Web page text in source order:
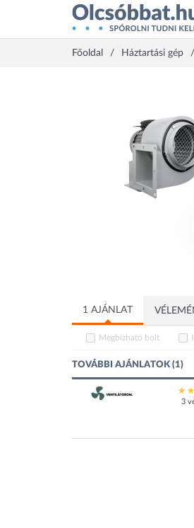
Főoldal Háztartási gép
1 AJÁNLAT
Megbízható bolt
TOVÁBBI AJÁNLATOK (1)
3